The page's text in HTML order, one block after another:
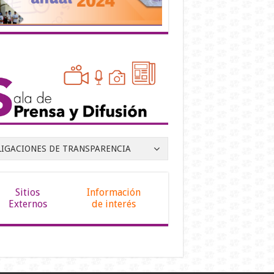
DE TRANSPARENCIA
Sitios
Externos
Información
de interés